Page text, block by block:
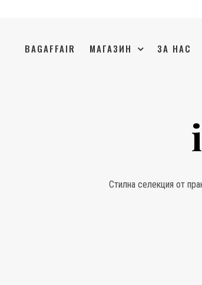
BAGAFFAIR МАГАЗИН ЗА НАС
Стилна селекция от